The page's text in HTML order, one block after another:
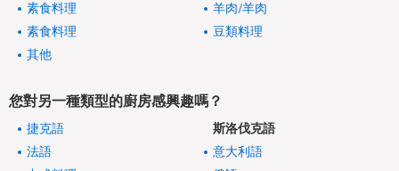
素食料理
羊肉/羊肉
素食料理
豆類料理
其他
您對另一種類型的廚房感興趣嗎？
捷克語
斯洛伐克語
法語
意大利語